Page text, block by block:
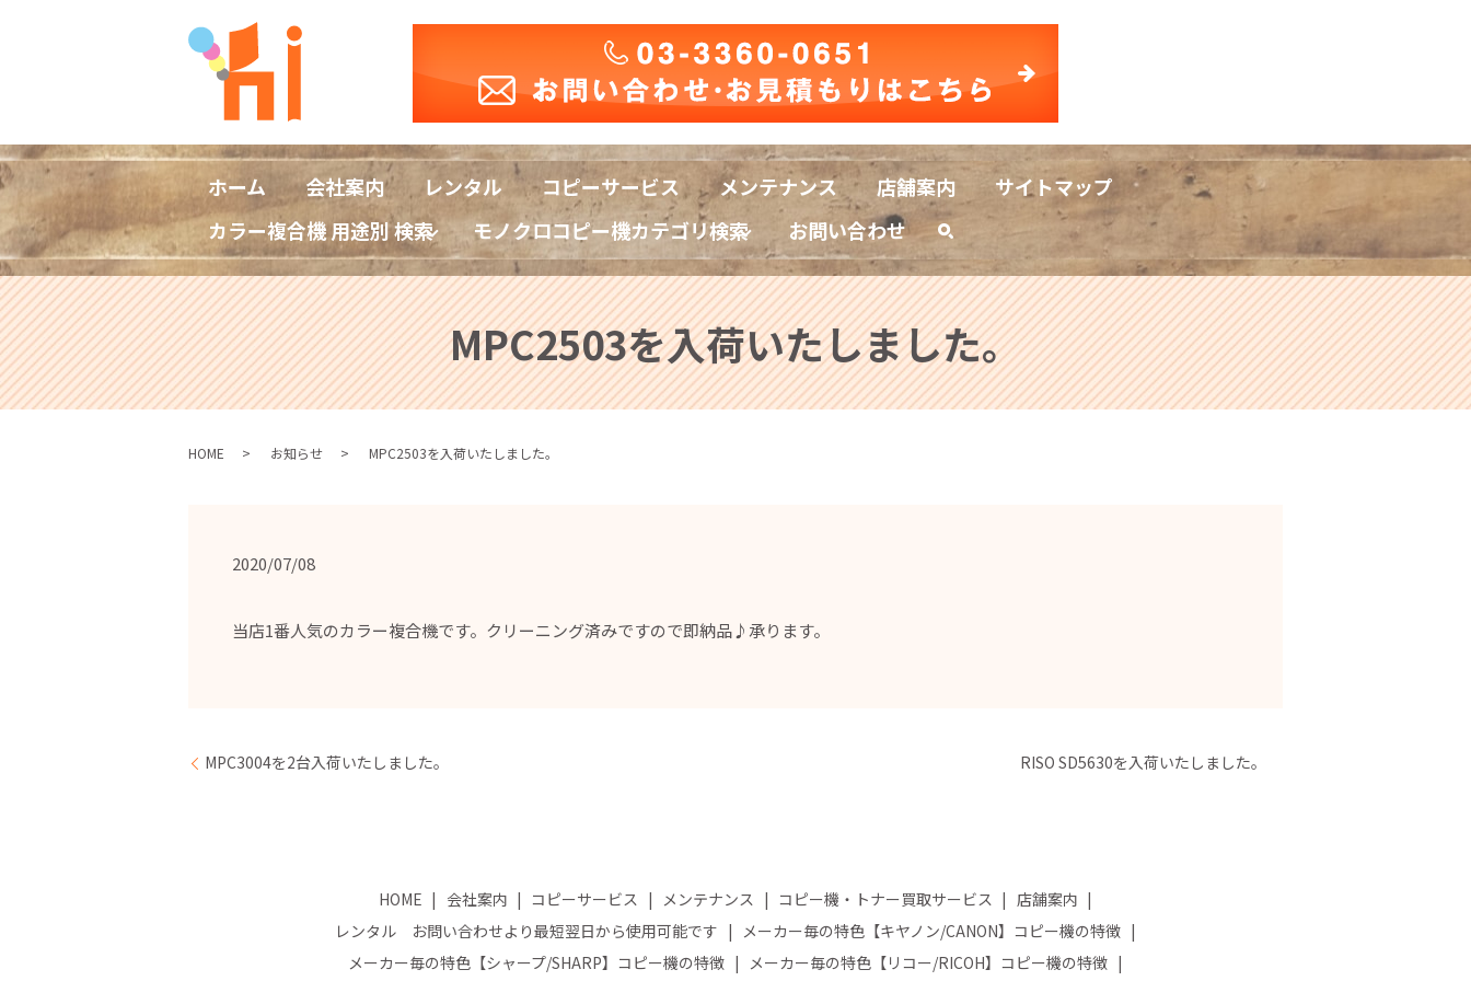
ホーム 会社案内 レンタル コピーサービス メンテナンス 店舗案内
サイトマップ
カラー複合機 用途別 検索
モノクロコピー機カテゴリ検索 お問い合わせ search
MPC2503を入荷いたしました。
HOME お知らせ MPC2503を入荷いたしました。
2020/07/08
当店1番人気のカラー複合機です。クリーニング済みですので即納品♪承ります。
MPC3004を2台入荷いたしました。 RISO SD5630を入荷いたしました。
HOME 会社案内 コピーサービス メンテナンス コピー機・トナー買取サービス
店舗案内
レンタル お問い合わせより最短翌日から使用可能です
メーカー毎の特色【キヤノン/CANON】コピー機の特徴
メーカー毎の特色【シャープ/SHARP】コピー機の特徴
メーカー毎の特色【リコー/RICOH】コピー機の特徴